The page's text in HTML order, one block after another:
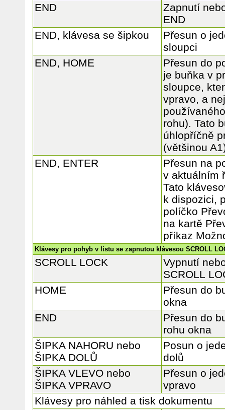
END
Zapnutí
END
END, klávesa se šipkou
Přesun o
sloupci
END, HOME
Přesun do
je buňka v
sloupce,
vpravo, a
rohu). Tato
úhlopříčně
(většinou
END, ENTER
Přesun na
v aktuálním
Tato
k dispozici,
políčko
na kartě
příkaz
Klávesy pro pohyb v listu se zapnutou klávesou SCROLL
SCROLL LOCK
Vypnutí
SCROLL
HOME
Přesun do
okna
END
Přesun do
rohu okna
ŠIPKA NAHORU nebo
ŠIPKA DOLŮ
Posun o
dolů
ŠIPKA VLEVO nebo
ŠIPKA VPRAVO
Přesun o
vpravo
Klávesy pro náhled a tisk dokumentu